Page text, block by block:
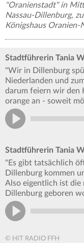
"Oranienstadt" in
Nassau-Dillenburg,
Königshaus Oranien-
Stadtführerin Tania
"Wir in Dillenburg
Niederlanden und
darum feiern wir den
orange an - soweit
Stadtführerin Tania
"Es gibt tatsächlich
Dillenburg kommen
Also eigentlich ist die
Dillenburg geboren
© HIT RADIO FFH